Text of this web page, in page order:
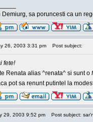
Demiurg, sa poruncesti ca un
26, 2003 3:31 pm Post subject:
fete!
Renata alias ^renata^ si sunt o
pot sa renunt putintel la
29, 2003 9:52 pm Post subject: